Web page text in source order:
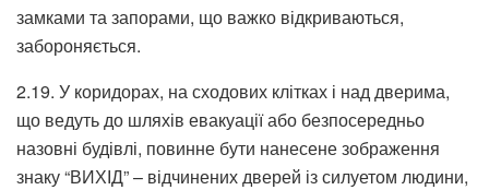
замками та запорами, що важко відкриваються,
забороняється.
2.19. У коридорах, на сходових клітках і над дверима,
що ведуть до шляхів евакуації або безпосередньо
назовні будівлі, повинне бути нанесене зображення
знаку “ВИХІД” – відчинених дверей із силуетом людини,